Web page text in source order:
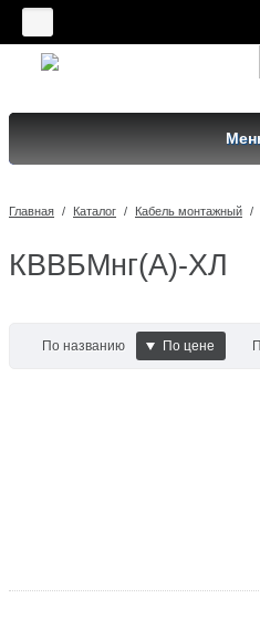
Главная / Каталог / Кабель монтажный /
КВВБМнг(A)-ХЛ
По названию По цене